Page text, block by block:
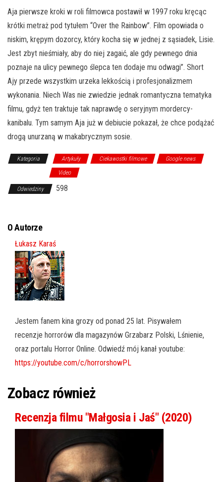
Aja pierwsze kroki w roli filmowca postawił w 1997 roku kręcąc
krótki metraż pod tytułem “Over the Rainbow”. Film opowiada o
niskim, krępym dozorcy, który kocha się w jednej z sąsiadek, Lisie.
Jest zbyt nieśmiały, aby do niej zagaić, ale gdy pewnego dnia
poznaje na ulicy pewnego ślepca ten dodaje mu odwagi”. Short
Ajy przede wszystkim urzeka lekkością i profesjonalizmem
wykonania. Niech Was nie zwiedzie jednak romantyczna tematyka
filmu, gdyż ten traktuje tak naprawdę o seryjnym mordercy-
kanibalu. Tym samym Aja już w debiucie pokazał, że chce podążać
drogą unurzaną w makabrycznym sosie.
Kategoria Artykuły Ciekawostki filmowe
Google news
Video
Odwiedziny 598
O Autorze
Łukasz Karaś
Jestem fanem kina grozy od ponad 25 lat. Pisywałem
recenzje horrorów dla magazynów Grzabarz Polski, Lśnienie,
oraz portalu Horror Online. Odwiedź mój kanał youtube:
https://youtube.com/c/horrorshowPL
Zobacz również
Recenzja filmu "Małgosia i Jaś" (2020)